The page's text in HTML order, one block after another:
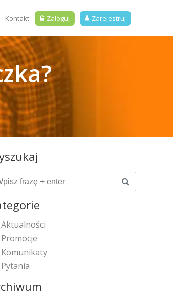
Zaloguj Zarejestruj
Kontakt
Aktualności
Promocje
Komunikaty
Pytania